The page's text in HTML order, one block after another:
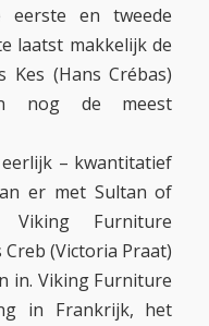
eerste en tweede
laatst makkelijk de
Kes (Hans Crébas)
nog de meest
– kwantitatief
er met Sultan of
Viking Furniture
(Victoria Praat)
in. Viking Furniture
in Frankrijk, het